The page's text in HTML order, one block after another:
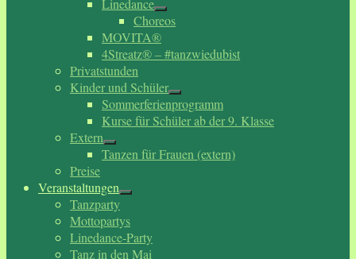
Linedance
Choreos
MOVITA®
4Streatz® – #tanzwiedubist
Privatstunden
Kinder und Schüler
Sommerferienprogramm
Kurse für Schüler ab der 9. Klasse
Extern
Tanzen für Frauen (extern)
Preise
Veranstaltungen
Tanzparty
Mottopartys
Linedance-Party
Tanz in den Mai